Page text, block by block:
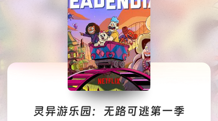
暂无观看影片的记录
灵异游乐园：无路可逃第一季